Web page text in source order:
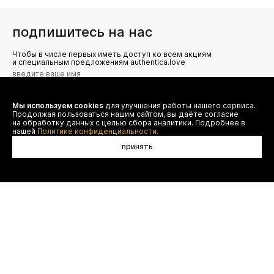
подпишитесь на нас
Чтобы в числе первых иметь доступ ко всем акциям
и специальным предложениям authentica.love
Я даю согласие на сбор, обработку и хранение моих
персональных данных (имя, email, телефон) для получения
рекламных и информационных рассылок от ООО 'БТ
Юнайтед', а также ознакомлен(а) с
Политикой конфиденциальности
Мы используем cookies для улучшения работы нашего сервиса.
Продолжая пользоваться нашим сайтом, вы даёте согласие
на обработку данных с целью сбора аналитики. Подробнее в
нашей Политике конфиденциальности.
принять